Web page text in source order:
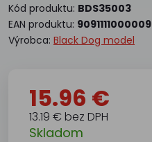
Kód produktu: BDS35003
EAN produktu: 9091111000009
Výrobca: Black Dog model
15.96 €
13.19 € bez DPH
Skladom